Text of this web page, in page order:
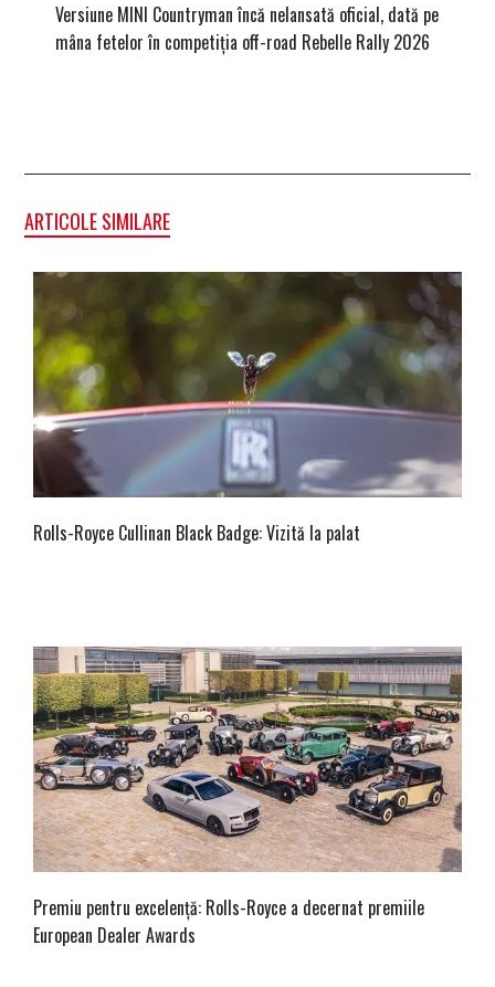
Versiune MINI Countryman încă nelansată oficial, dată pe
mâna fetelor în competiția off-road Rebelle Rally 2026
ARTICOLE SIMILARE
Rolls-Royce Cullinan Black Badge: Vizită la palat
Premiu pentru excelență: Rolls-Royce a decernat premiile
European Dealer Awards